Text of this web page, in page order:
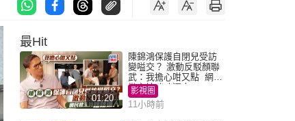
最Hit
01:20
陳錦鴻保護自閉兒受訪
變嗌交？ 激動反駁顏聯
武：我擔心咁又點 網民
批主持咄咄逼人
影視圈
11小時前